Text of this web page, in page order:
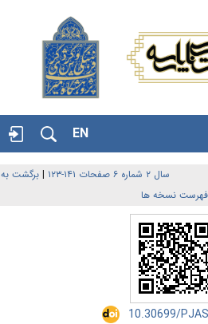
EN
سال ۲ شماره ۶ صفحات ۱۴۱-۱۲۳ | برگشت به
فهرست نسخه ها
10.30699/